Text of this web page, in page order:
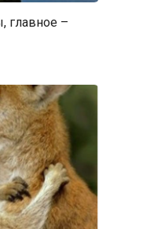
главное –